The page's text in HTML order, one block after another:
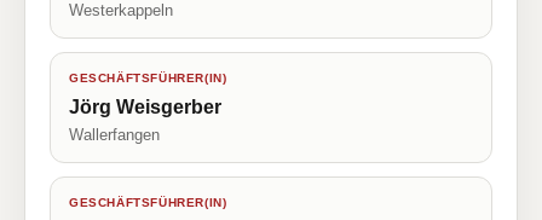
Westerkappeln
GESCHÄFTSFÜHRER(IN)
Jörg Weisgerber
Wallerfangen
GESCHÄFTSFÜHRER(IN)